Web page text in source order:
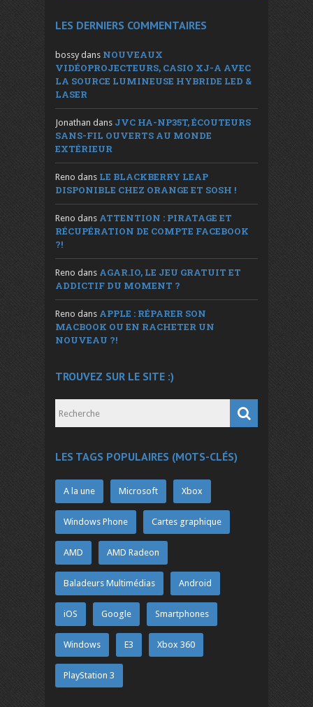
LES DERNIERS COMMENTAIRES
bossy dans NOUVEAUX
VIDÉOPROJECTEURS, CASIO XJ-A AVEC
LA SOURCE LUMINEUSE HYBRIDE LED &
LASER
Jonathan dans JVC HA-NP35T, ÉCOUTEURS
SANS-FIL OUVERTS AU MONDE
EXTÉRIEUR
Reno dans LE BLACKBERRY LEAP
DISPONIBLE CHEZ ORANGE ET SOSH !
Reno dans ATTENTION : PIRATAGE ET
RÉCUPÉRATION DE COMPTE FACEBOOK
?!
Reno dans AGAR.IO, LE JEU GRATUIT ET
ADDICTIF DU MOMENT ?
Reno dans APPLE : RÉPARER SON
MACBOOK OU EN RACHETER UN
NOUVEAU ?!
TROUVEZ SUR LE SITE :)
LES TAGS POPULAIRES (MOTS-CLÉS)
A la une Microsoft Xbox
Windows Phone Cartes graphique
AMD AMD Radeon
Baladeurs Multimédias Android
iOS Google Smartphones
Windows E3 Xbox 360
PlayStation 3